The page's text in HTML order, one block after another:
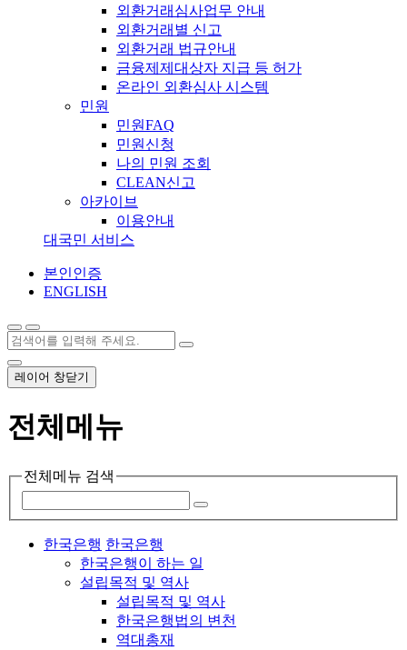
외환거래심사업무 안내
외환거래별 신고
외환거래 법규안내
금융제제대상자 지급 등 허가
온라인 외환심사 시스템
민원
민원FAQ
민원신청
나의 민원 조회
CLEAN신고
아카이브
이용안내
대국민 서비스
본인인증
ENGLISH
레이어 창닫기
전체메뉴
전체메뉴 검색
한국은행 한국은행
한국은행이 하는 일
설립목적 및 역사
설립목적 및 역사
한국은행법의 변천
역대총재